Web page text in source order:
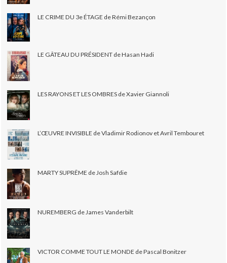
LE CRIME DU 3e ÉTAGE de Rémi Bezançon
LE GÂTEAU DU PRÉSIDENT de Hasan Hadi
LES RAYONS ET LES OMBRES de Xavier Giannoli
L’ŒUVRE INVISIBLE de Vladimir Rodionov et Avril Tembouret
MARTY SUPRÊME de Josh Safdie
NUREMBERG de James Vanderbilt
VICTOR COMME TOUT LE MONDE de Pascal Bonitzer